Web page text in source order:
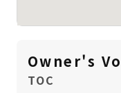
Owner's
TOC